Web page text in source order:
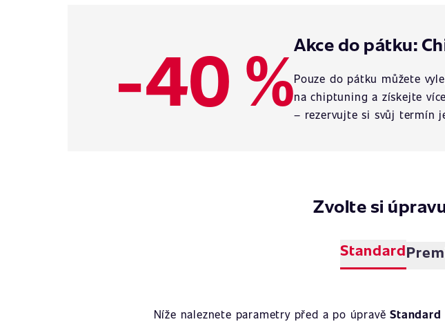
-40 %Akce do pátku:
Pouze do pátku můžete
na chiptuning a získejte
– rezervujte si svůj termín
Zvolte si
Standard
Níže naleznete parametry před a po úpravěStandard